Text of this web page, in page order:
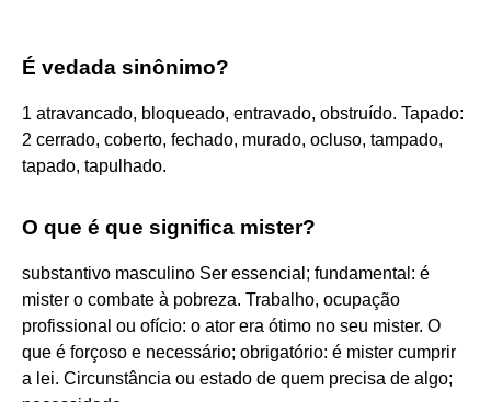
É vedada sinônimo?
1 atravancado, bloqueado, entravado, obstruído. Tapado:
2 cerrado, coberto, fechado, murado, ocluso, tampado,
tapado, tapulhado.
O que é que significa mister?
substantivo masculino Ser essencial; fundamental: é
mister o combate à pobreza. Trabalho, ocupação
profissional ou ofício: o ator era ótimo no seu mister. O
que é forçoso e necessário; obrigatório: é mister cumprir
a lei. Circunstância ou estado de quem precisa de algo;